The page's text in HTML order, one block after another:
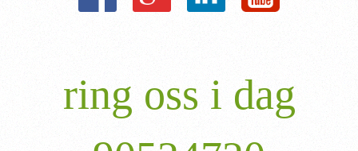
ring oss i dag